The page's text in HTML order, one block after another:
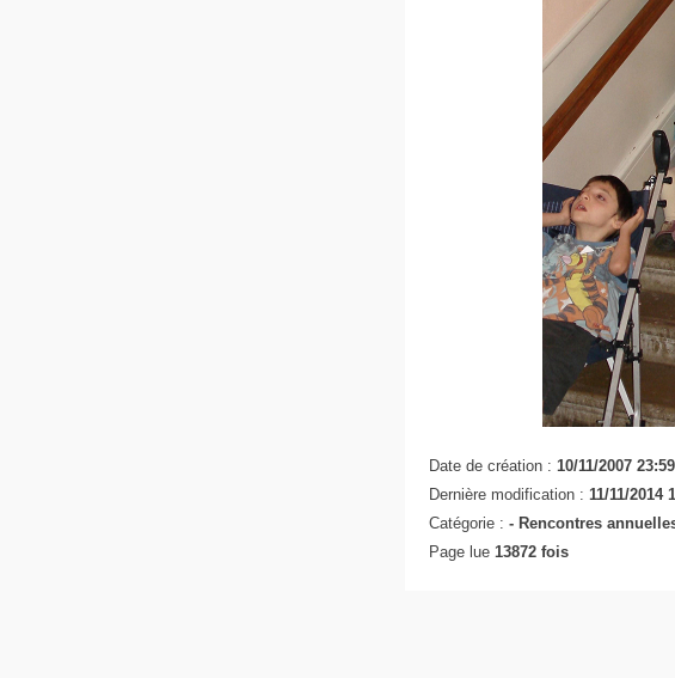
Date de création : 10/11/2007 23:59
Dernière modification : 11/11/2014
Catégorie : - Rencontres
Page lue 13872 fois